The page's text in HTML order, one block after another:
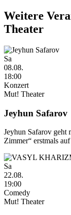
Weitere
Theater
Sa
08.08.
18:00
Konzert
Mut! Theater
Jeyhun Safarov
Jeyhun Safarov geht
Zimmer“ erstmals
Sa
22.08.
19:00
Comedy
Mut! Theater